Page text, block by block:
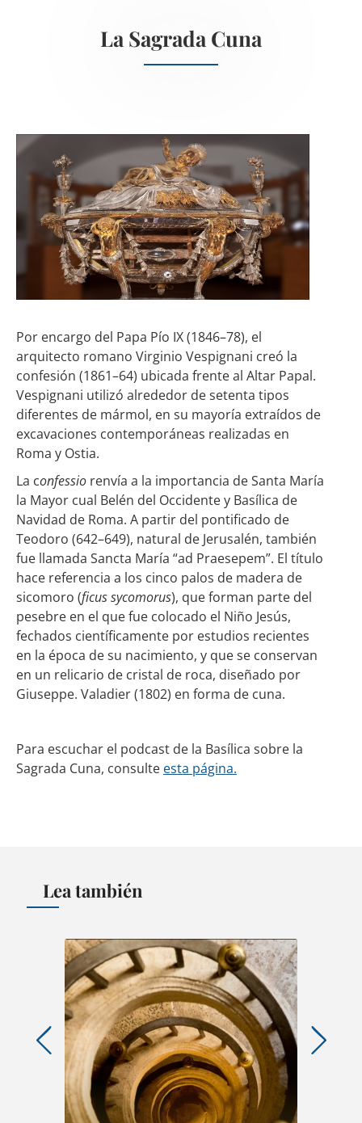
La Sagrada Cuna
Por encargo del Papa Pío IX (1846–78), el
arquitecto romano Virginio Vespignani creó la
confesión (1861–64) ubicada frente al Altar Papal.
Vespignani utilizó alrededor de setenta tipos
diferentes de mármol, en su mayoría extraídos de
excavaciones contemporáneas realizadas en
Roma y Ostia.
La confessio renvía a la importancia de Santa María
la Mayor cual Belén del Occidente y Basílica de
Navidad de Roma. A partir del pontificado de
Teodoro (642–649), natural de Jerusalén, también
fue llamada Sancta María “ad Praesepem”. El título
hace referencia a los cinco palos de madera de
sicomoro (ficus sycomorus), que forman parte del
pesebre en el que fue colocado el Niño Jesús,
fechados científicamente por estudios recientes
en la época de su nacimiento, y que se conservan
en un relicario de cristal de roca, diseñado por
Giuseppe. Valadier (1802) en forma de cuna.
Para escuchar el podcast de la Basílica sobre la
Sagrada Cuna, consulte esta página.
Lea también